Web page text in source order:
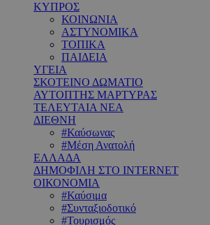
ΚΥΠΡΟΣ
ΚΟΙΝΩΝΙΑ
ΑΣΤΥΝΟΜΙΚΑ
ΤΟΠΙΚΑ
ΠΑΙΔΕΙΑ
ΥΓΕΙΑ
ΣΚΟΤΕΙΝΟ ΔΩΜΑΤΙΟ
ΑΥΤΟΠΤΗΣ ΜΑΡΤΥΡΑΣ
ΤΕΛΕΥΤΑΙΑ ΝΕΑ
ΔΙΕΘΝΗ
#Καύσωνας
#Μέση Ανατολή
ΕΛΛΑΔΑ
ΔΗΜΟΦΙΛΗ ΣΤΟ INTERNET
ΟΙΚΟΝΟΜΙΑ
#Καύσιμα
#Συνταξιοδοτικό
#Τουρισμός